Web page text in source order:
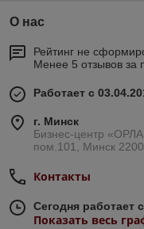
О нас
Рейтинг не
Менее 5 отзывов за
Работает с
г. Минск
Бизнес-центр
пом.101, Минск
Контакты
Сегодня работает
Показать весь